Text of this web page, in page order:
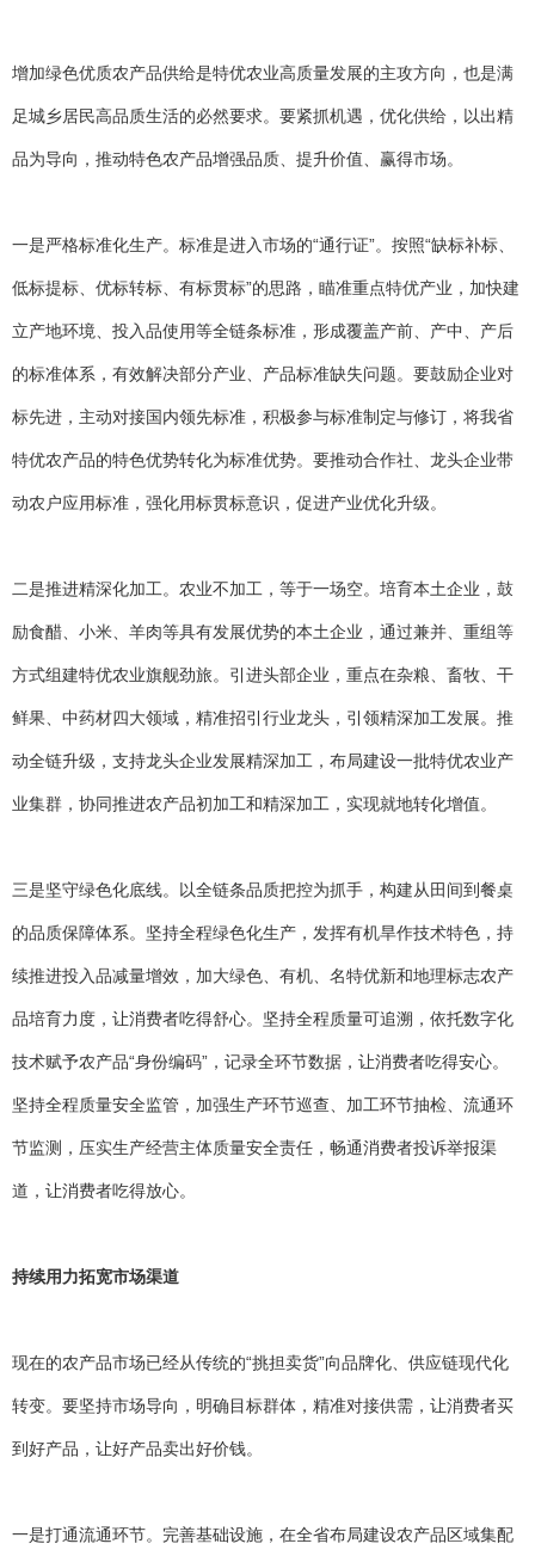
增加绿色优质农产品供给是特优农业高质量发展的主攻方向，也是满
足城乡居民高品质生活的必然要求。要紧抓机遇，优化供给，以出精
品为导向，推动特色农产品增强品质、提升价值、赢得市场。
一是严格标准化生产。标准是进入市场的“通行证”。按照“缺标补标、
低标提标、优标转标、有标贯标”的思路，瞄准重点特优产业，加快建
立产地环境、投入品使用等全链条标准，形成覆盖产前、产中、产后
的标准体系，有效解决部分产业、产品标准缺失问题。要鼓励企业对
标先进，主动对接国内领先标准，积极参与标准制定与修订，将我省
特优农产品的特色优势转化为标准优势。要推动合作社、龙头企业带
动农户应用标准，强化用标贯标意识，促进产业优化升级。
二是推进精深化加工。农业不加工，等于一场空。培育本土企业，鼓
励食醋、小米、羊肉等具有发展优势的本土企业，通过兼并、重组等
方式组建特优农业旗舰劲旅。引进头部企业，重点在杂粮、畜牧、干
鲜果、中药材四大领域，精准招引行业龙头，引领精深加工发展。推
动全链升级，支持龙头企业发展精深加工，布局建设一批特优农业产
业集群，协同推进农产品初加工和精深加工，实现就地转化增值。
三是坚守绿色化底线。以全链条品质把控为抓手，构建从田间到餐桌
的品质保障体系。坚持全程绿色化生产，发挥有机旱作技术特色，持
续推进投入品减量增效，加大绿色、有机、名特优新和地理标志农产
品培育力度，让消费者吃得舒心。坚持全程质量可追溯，依托数字化
技术赋予农产品“身份编码”，记录全环节数据，让消费者吃得安心。
坚持全程质量安全监管，加强生产环节巡查、加工环节抽检、流通环
节监测，压实生产经营主体质量安全责任，畅通消费者投诉举报渠
道，让消费者吃得放心。
持续用力拓宽市场渠道
现在的农产品市场已经从传统的“挑担卖货”向品牌化、供应链现代化
转变。要坚持市场导向，明确目标群体，精准对接供需，让消费者买
到好产品，让好产品卖出好价钱。
一是打通流通环节。完善基础设施，在全省布局建设农产品区域集配